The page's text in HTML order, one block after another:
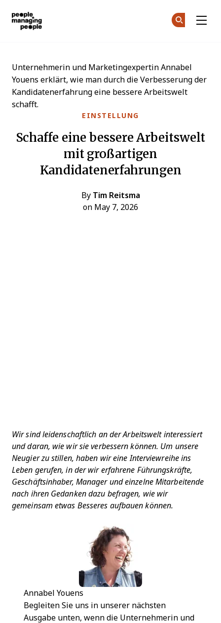
EINSTELLUNG
Schaffe eine bessere Arbeitswelt
mit großartigen
Kandidatenerfahrungen
By Tim Reitsma
on May 7, 2026
Unternehmerin und Marketingexpertin Annabel
Youens erklärt, wie man durch die Verbesserung der
Kandidatenerfahrung eine bessere Arbeitswelt
schafft.
Wir sind leidenschaftlich an der Arbeitswelt interessiert
und daran, wie wir sie verbessern können. Um unsere
Neugier zu stillen, haben wir eine Interviewreihe ins
Leben gerufen, in der wir erfahrene Führungskräfte,
Geschäftsinhaber, Manager und einzelne Mitarbeitende
nach ihren Gedanken dazu befragen, wie wir
gemeinsam etwas Besseres aufbauen können.
Annabel Youens
Begleiten Sie uns in unserer nächsten
Ausgabe unten, wenn die Unternehmerin und